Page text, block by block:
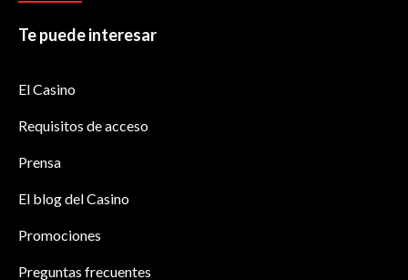
Te puede interesar
El Casino
Requisitos de acceso
Prensa
El blog del Casino
Promociones
Preguntas frecuentes